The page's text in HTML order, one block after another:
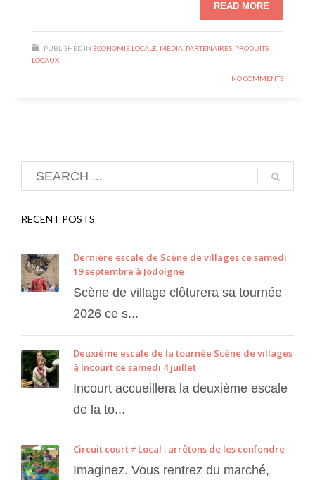
READ MORE
PUBLISHED IN ÉCONOMIE LOCALE MEDIA PARTENAIRES PRODUITS
LOCAUX
NO COMMENTS
RECENT POSTS
Dernière escale de Scène de villages ce samedi
19 septembre à Jodoigne
Scène de village clôturera sa tournée
2026 ce s...
Deuxième escale de la tournée Scène de villages
à Incourt ce samedi 4 juillet
Incourt accueillera la deuxième escale
de la to...
Circuit court ≠ Local : arrêtons de les confondre
Imaginez. Vous rentrez du marché,